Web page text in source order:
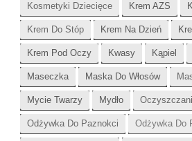
Kosmetyki Dziecięce Krem AZS
Krem Do Stóp Krem Na Dzień
Krem Pod Oczy Kwasy Kąpiel
Maseczka Maska Do Włosów
Mycie Twarzy Mydło
Odżywka Do Paznokci Odżywka Do